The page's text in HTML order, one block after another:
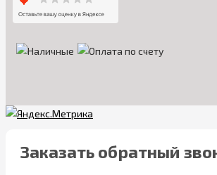
Заказать обратный